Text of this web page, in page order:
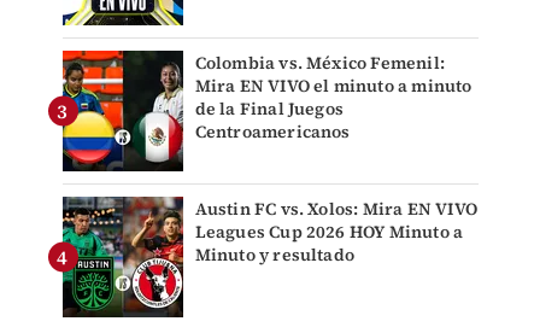
Colombia vs. México Femenil:
Mira EN VIVO el minuto a minuto
de la Final Juegos
Centroamericanos
Austin FC vs. Xolos: Mira EN VIVO
Leagues Cup 2026 HOY Minuto a
Minuto y resultado